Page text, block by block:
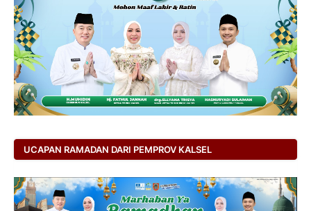
UCAPAN RAMADAN DARI PEMPROV KALSEL